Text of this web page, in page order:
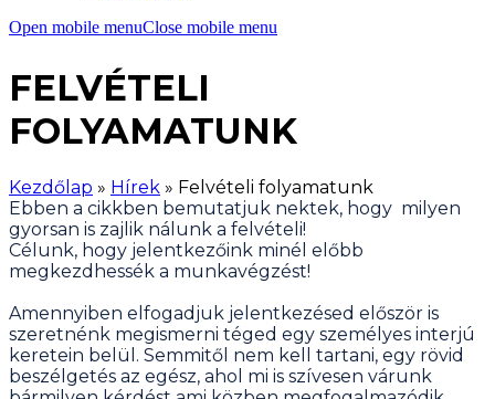
Open mobile menuClose mobile menu
FELVÉTELI
FOLYAMATUNK
Kezdőlap » Hírek » Felvételi folyamatunk
Ebben a cikkben bemutatjuk nektek, hogy milyen
gyorsan is zajlik nálunk a felvételi!
Célunk, hogy jelentkezőink minél előbb
megkezdhessék a munkavégzést!
Amennyiben elfogadjuk jelentkezésed először is
szeretnénk megismerni téged egy személyes interjú
keretein belül. Semmitől nem kell tartani, egy rövid
beszélgetés az egész, ahol mi is szívesen várunk